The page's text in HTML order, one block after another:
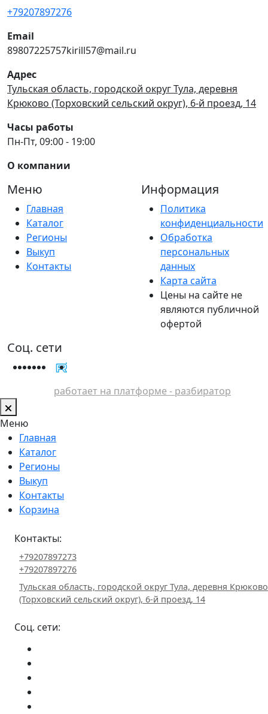
+79207897276
Email
89807225757kirill57@mail.ru
Адрес
Тульская область, городской округ Тула, деревня
Крюково (Торховский сельский округ), 6-й проезд, 14
Часы работы
Пн-Пт, 09:00 - 19:00
О компании
Меню
Главная
Каталог
Регионы
Выкуп
Контакты
Информация
Политика
конфиденциальности
Обработка
персональных
данных
Карта сайта
Цены на сайте не
являются публичной
офертой
Соц. сети
работает на платформе - разбиратор
Меню
Главная
Каталог
Регионы
Выкуп
Контакты
Корзина
Контакты:
+79207897273
+79207897276
Тульская область, городской округ Тула, деревня Крюково
(Торховский сельский округ), 6-й проезд, 14
Соц. сети: